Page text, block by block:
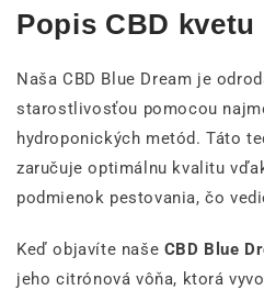
Popis CBD kvetu
Naša CBD Blue Dream je
starostlivosťou pomocou
hydroponických metód. Táto
zaručuje optimálnu kvalitu
podmienok pestovania, čo
Keď objavíte naše CBD Blue
jeho citrónová vôňa, ktorá